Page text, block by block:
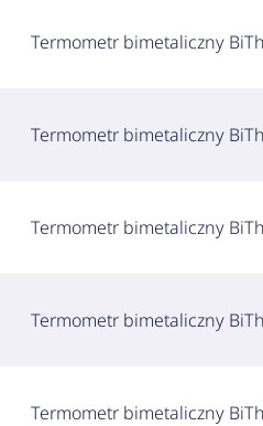
Termometr bimetaliczny
Termometr bimetaliczny
Termometr bimetaliczny
Termometr bimetaliczny
Termometr bimetaliczny